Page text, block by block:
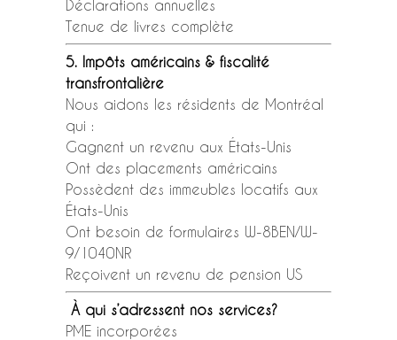
Déclarations annuelles
Tenue de livres complète
5. Impôts américains & fiscalité
transfrontalière
Nous aidons les résidents de Montréal
qui :
Gagnent un revenu aux États-Unis
Ont des placements américains
Possèdent des immeubles locatifs aux
États-Unis
Ont besoin de formulaires W-8BEN/W-
9/1040NR
Reçoivent un revenu de pension US
À qui s’adressent nos services?
PME incorporées